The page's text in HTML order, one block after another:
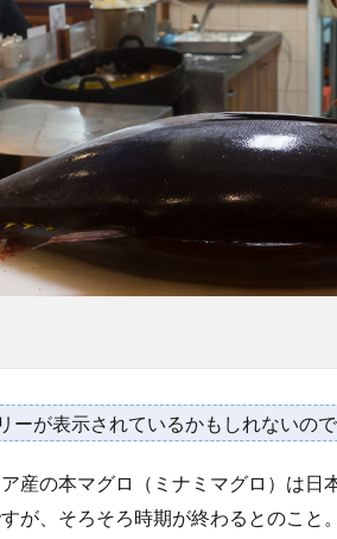
ーが表示されているかもしれないので
産の本マグロ（ミナミマグロ）は日
が、そろそろ時期が終わるとのこと。